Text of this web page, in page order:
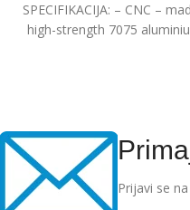
SPECIFIKACIJA: – CNC –
high-strength 7075
Prijavi se